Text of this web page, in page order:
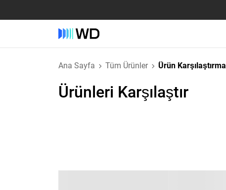
Ana Sayfa Tüm Ürünler Ürün Karşılaştırma
Ürünleri Karşılaştır